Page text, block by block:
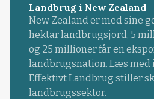
Landbrug i New Zealand
New Zealand er med sine
hektar landbrugsjord, 5
og 25 millioner får en
landbrugsnation. Læs med
Effektivt Landbrug stiller
landbrugssektor.